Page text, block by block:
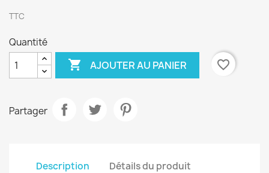
TTC
Quantité
 AJOUTER AU PANIER favorite_border
Partager
Description Détails du produit